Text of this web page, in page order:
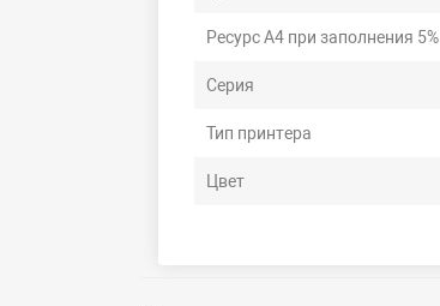
Ресурс А4 при заполнения 5%
Серия
Тип принтера
Цвет